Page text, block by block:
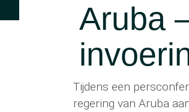
Aruba
Tijdens een
regering van Aruba